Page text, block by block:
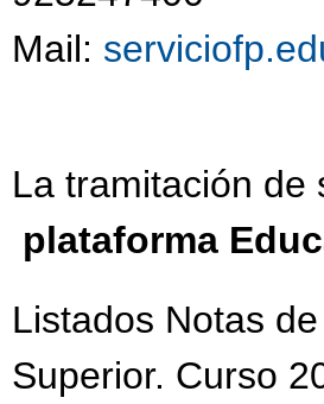
Mail:
La tramitación de
plataforma
Listados Notas
Superior. Curso